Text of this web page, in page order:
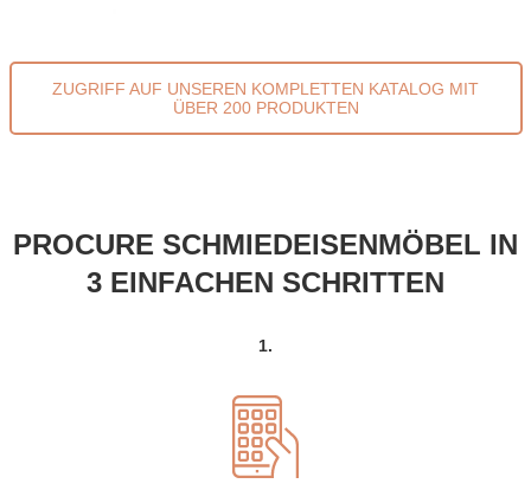
ZUGRIFF AUF UNSEREN KOMPLETTEN KATALOG MIT
ÜBER 200 PRODUKTEN
PROCURE SCHMIEDEISENMÖBEL IN
3 EINFACHEN SCHRITTEN
1.